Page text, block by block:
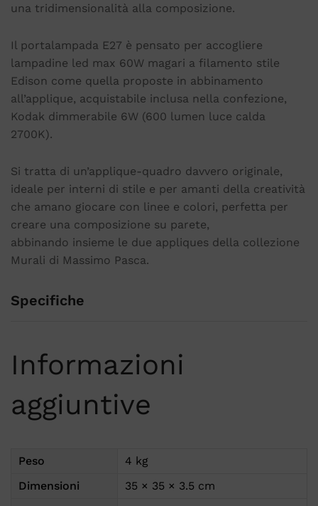
una tridimensionalità alla composizione.
Il portalampada E27 è pensato per accogliere
lampadine led max 60W magari a filamento stile
Edison come quella proposte in abbinamento
all’applique, acquistabile inclusa nella confezione,
Kodak dimmerabile 6W (600 lumen luce calda
2700K).
Si tratta di un’applique-quadro davvero originale,
ideale per interni di stile e per amanti della creatività
che amano giocare con linee e colori, perfetta per
creare una composizione su parete,
abbinando insieme le due appliques della collezione
Murali di Massimo Pasca.
Specifiche
Informazioni
aggiuntive
Peso
4 kg
Dimensioni
35 × 35 × 3.5 cm